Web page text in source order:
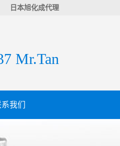
日本旭化成代理
Mr.Tan
我们